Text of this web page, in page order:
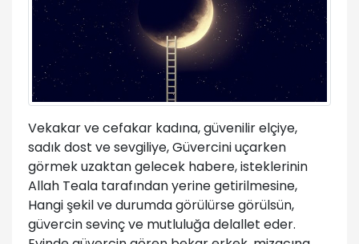
Vekakar ve cefakar kadına, güvenilir elçiye,
sadık dost ve sevgiliye, Güvercini uçarken
görmek uzaktan gelecek habere, isteklerinin
Allah Teala tarafından yerine getirilmesine,
Hangi şekil ve durumda görülürse görülsün,
güvercin sevinç ve mutluluğa delallet eder.